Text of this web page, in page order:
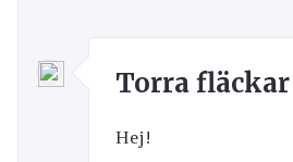
Torra fläckar
Hej!